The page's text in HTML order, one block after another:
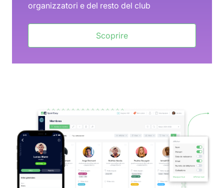
organizzatori e del resto del club
Scoprire